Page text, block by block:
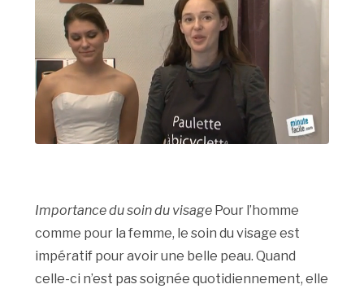
Importance du soin du visage Pour l’homme
comme pour la femme, le soin du visage est
impératif pour avoir une belle peau. Quand
celle-ci n’est pas soignée quotidiennement, elle